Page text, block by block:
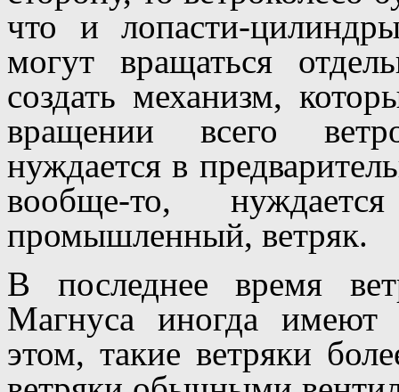
что и лопасти-
могут вращаться
создать механизм,
вращении всего
нуждается в
вообще-то,
промышленный, ветряк.
В последнее время
Магнуса иногда
этом, такие ветряки